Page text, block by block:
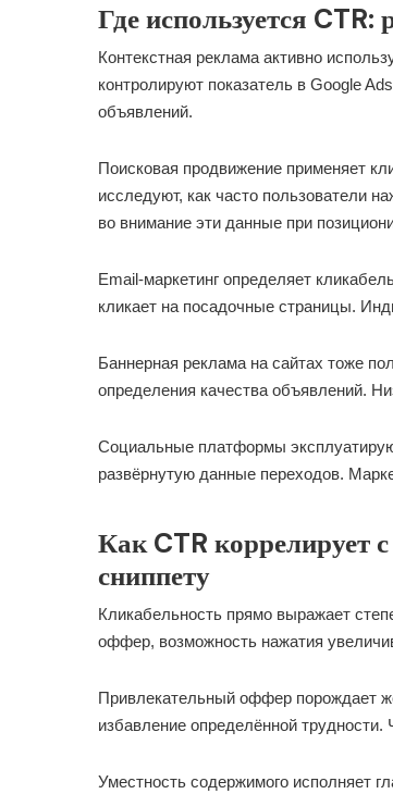
Где используется
Контекстная реклама активно
контролируют показатель в Google
объявлений.
Поисковая продвижение применяет
исследуют, как часто пользователи
во внимание эти данные при
Email-маркетинг определяет
кликает на посадочные страницы.
Баннерная реклама на сайтах тоже
определения качества объявлений.
Социальные платформы
развёрнутую данные переходов.
Как CTR коррелирует
сниппету
Кликабельность прямо выражает
оффер, возможность нажатия
Привлекательный оффер порождает
избавление определённой
Уместность содержимого исполняет